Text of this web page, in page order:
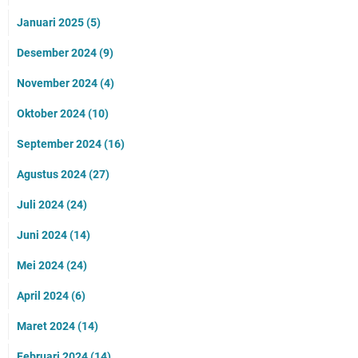
Januari 2025(5)
Desember 2024(9)
November 2024(4)
Oktober 2024(10)
September 2024(16)
Agustus 2024(27)
Juli 2024(24)
Juni 2024(14)
Mei 2024(24)
April 2024(6)
Maret 2024(14)